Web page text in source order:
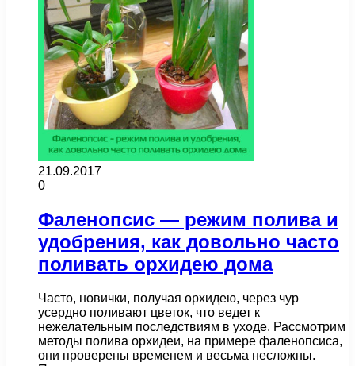
21.09.2017
0
Фаленопсис — режим полива и
удобрения, как довольно часто
поливать орхидею дома
Часто, новички, получая орхидею, через чур
усердно поливают цветок, что ведет к
нежелательным последствиям в уходе. Рассмотрим
методы полива орхидеи, на примере фаленопсиса,
они проверены временем и весьма несложны.